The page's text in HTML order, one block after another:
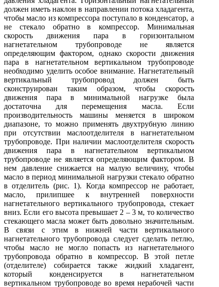
должен иметь наклон в направлении потока хладагента,
чтобы масло из компрессора поступало в конденсатор, а
не стекало обратно в компрессор. Минимальная
скорость движения пара в горизонтальном
нагнетательном трубопроводе не является
определяющим фактором, однако скорости движения
пара в нагнетательном вертикальном трубопроводе
необходимо уделить особое внимание. Нагнетательный
вертикальный трубопровод должен быть
сконструирован таким образом, чтобы скорость
движения пара в минимальной нагрузке была
достаточна для перемещения масла. Если
производительность машины меняется в широком
диапазоне, то можно применять двухтрубную линию
при отсутствии маслоотделителя в нагнетательном
трубопроводе. При наличии маслоотделителя скорость
движения пара в нагнетательном вертикальном
трубопроводе не является определяющим фактором. В
нем давление снижается на малую величину, чтобы
масло в период минимальной нагрузки стекало обратно
в отделитель (рис. 1). Когда компрессор не работает,
масло, прилипшее к внутренней поверхности
нагнетательного вертикального трубопровода, стекает
вниз. Если его высота превышает 2 – 3 м, то количество
стекающего масла может быть довольно значительным.
В связи с этим в нижней части вертикального
нагнетательного трубопровода следует сделать петлю,
чтобы масло не могло попасть из нагнетательного
трубопровода обратно в компрессор. В этой петле
(отделителе) собирается также жидкий хладагент,
который конденсируется в нагнетательном
вертикальном трубопроводе во время нерабочей части